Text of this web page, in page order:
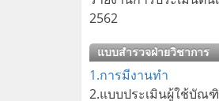
2562
แบบสำรวจฝ่ายวิชาการ
1.การมีงานทำ
2.แบบประเมินผู้ใช้บัณ